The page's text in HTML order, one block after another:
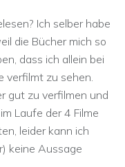
Ich selber habe
die Bücher mich so
dass ich allein bei
verfilmt zu sehen.
gut zu verfilmen und
Laufe der 4 Filme
leider kann ich
keine Aussage